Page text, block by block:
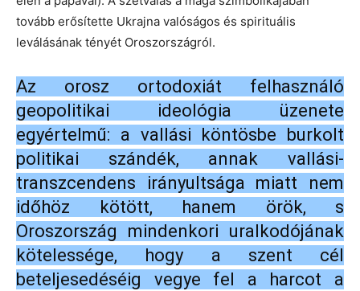
tovább erősítette Ukrajna valóságos és spirituális
leválásának tényét Oroszországról.
Az orosz ortodoxiát felhasználó
geopolitikai ideológia üzenete
egyértelmű: a vallási köntösbe burkolt
politikai szándék, annak vallási-
transzcendens irányultsága miatt nem
időhöz kötött, hanem örök, s
Oroszország mindenkori uralkodójának
kötelessége, hogy a szent cél
beteljesedéséig vegye fel a harcot a